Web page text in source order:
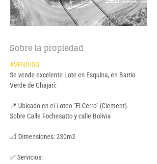
Sobre la propiedad
#VENDIDO
Se vende excelente Lote en Esquina, en Barrio
Verde de Chajarí:
📍 Ubicado en el Loteo "El Cerro" (Clement).
Sobre Calle Fochesatto y calle Bolivia
📐 Dimensiones: 230m2
✅ Servicios: